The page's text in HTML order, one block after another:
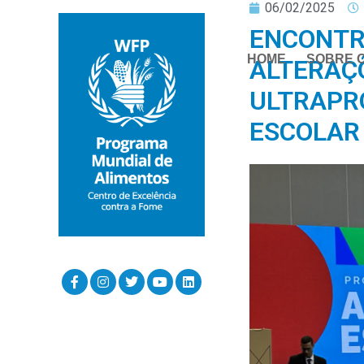
HOME SOBRE
06/02/2025
ESCOLAR